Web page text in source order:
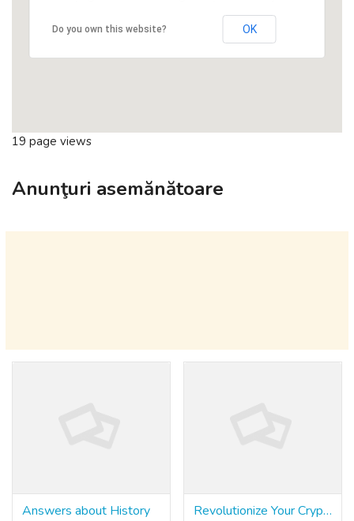
Do you own this website? OK
19 page views
Anunţuri asemănătoare
Answers about History Revolutionize Your Cryptocurrency Mining Experience with Bull Miners